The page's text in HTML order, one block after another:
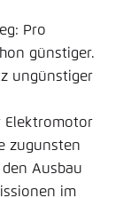
Pro
günstiger.
ungünstiger
Elektromotor
zugunsten
Ausbau
im